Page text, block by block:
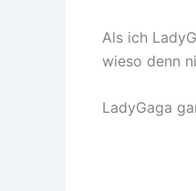
Als ich
wieso denn
LadyGaga